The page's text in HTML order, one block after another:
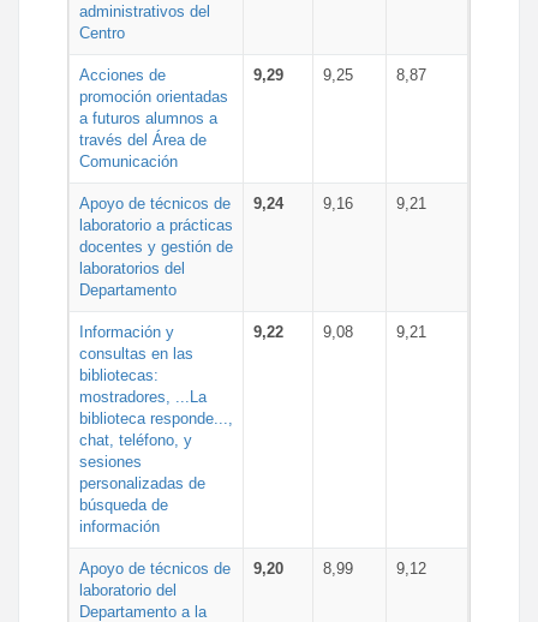
administrativos del
Centro
Acciones de
promoción orientadas
a futuros alumnos a
través del Área de
Comunicación
9,29 9,25 8,87
Apoyo de técnicos de
laboratorio a prácticas
docentes y gestión de
laboratorios del
Departamento
9,24 9,16 9,21
Información y
consultas en las
bibliotecas:
mostradores, ...La
biblioteca responde...,
chat, teléfono, y
sesiones
personalizadas de
búsqueda de
información
9,22 9,08 9,21
Apoyo de técnicos de
laboratorio del
Departamento a la
9,20 8,99 9,12